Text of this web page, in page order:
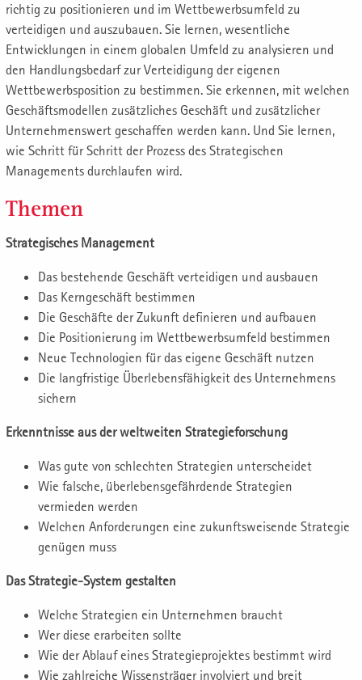
richtig zu positionieren und im Wettbewerbsumfeld zu
verteidigen und auszubauen. Sie lernen, wesentliche
Entwicklungen in einem globalen Umfeld zu analysieren und
den Handlungsbedarf zur Verteidigung der eigenen
Wettbewerbsposition zu bestimmen. Sie erkennen, mit welchen
Geschäftsmodellen zusätzliches Geschäft und zusätzlicher
Unternehmenswert geschaffen werden kann. Und Sie lernen,
wie Schritt für Schritt der Prozess des Strategischen
Managements durchlaufen wird.
Themen
Strategisches Management
Das bestehende Geschäft verteidigen und ausbauen
Das Kerngeschäft bestimmen
Die Geschäfte der Zukunft definieren und aufbauen
Die Positionierung im Wettbewerbsumfeld bestimmen
Neue Technologien für das eigene Geschäft nutzen
Die langfristige Überlebensfähigkeit des Unternehmens
sichern
Erkenntnisse aus der weltweiten Strategieforschung
Was gute von schlechten Strategien unterscheidet
Wie falsche, überlebensgefährdende Strategien
vermieden werden
Welchen Anforderungen eine zukunftsweisende Strategie
genügen muss
Das Strategie-System gestalten
Welche Strategien ein Unternehmen braucht
Wer diese erarbeiten sollte
Wie der Ablauf eines Strategieprojektes bestimmt wird
Wie zahlreiche Wissensträger involviert und breit